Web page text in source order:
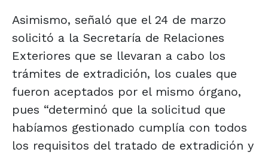
Asimismo, señaló que el 24 de marzo
solicitó a la Secretaría de Relaciones
Exteriores que se llevaran a cabo los
trámites de extradición, los cuales que
fueron aceptados por el mismo órgano,
pues “determinó que la solicitud que
habíamos gestionado cumplía con todos
los requisitos del tratado de extradición y